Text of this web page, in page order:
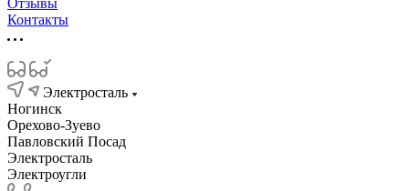
Отзывы
Контакты
Электросталь
Ногинск
Орехово-Зуево
Павловский Посад
Электросталь
Электроугли